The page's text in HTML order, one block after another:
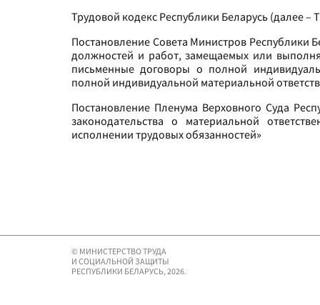
Трудовой кодекс Республики Беларусь (далее –
Постановление Совета Министров Республики
должностей и работ, замещаемых или
письменные договоры о полной
полной индивидуальной материальной
Постановление Пленума Верховного Суда
законодательства о материальной
исполнении трудовых обязанностей»
© МИНИСТЕРСТВО ТРУДА
И СОЦИАЛЬНОЙ ЗАЩИТЫ
РЕСПУБЛИКИ БЕЛАРУСЬ, 2026.